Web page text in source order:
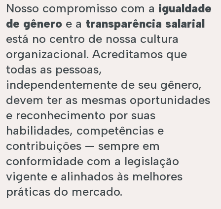
Nosso compromisso com a igualdade
de gênero e a transparência salarial
está no centro de nossa cultura
organizacional. Acreditamos que
todas as pessoas,
independentemente de seu gênero,
devem ter as mesmas oportunidades
e reconhecimento por suas
habilidades, competências e
contribuições — sempre em
conformidade com a legislação
vigente e alinhados às melhores
práticas do mercado.